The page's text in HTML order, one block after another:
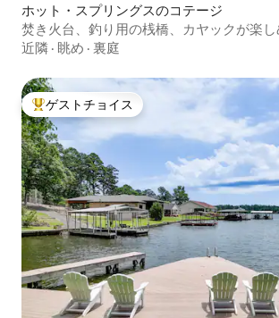
ホット・スプリングスのコテージ
焚き火台、釣り用の桟橋、カヤックが楽し
ハウス
近隣 · 眺め · 裏庭
大好評のゲストチョイスです。
ゲストチョイス